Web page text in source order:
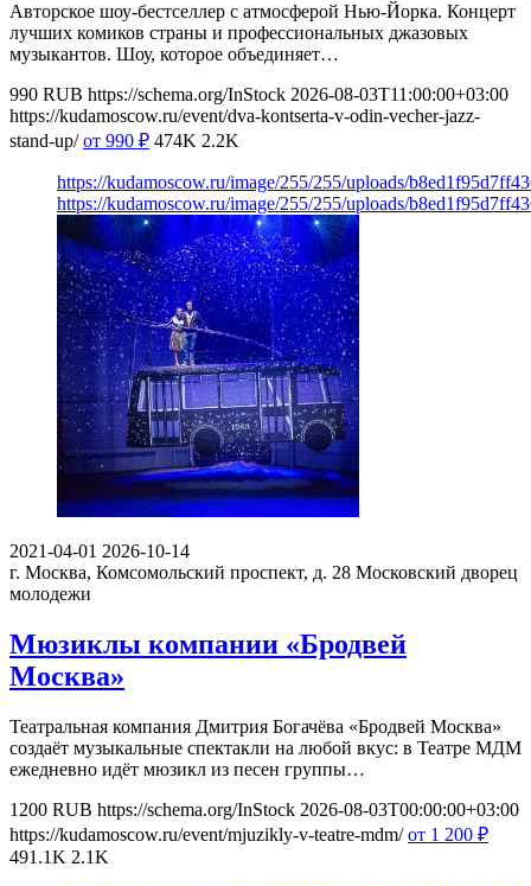
Авторское шоу-бестселлер с атмосферой Нью-Йорка. Концерт
лучших комиков страны и профессиональных джазовых
музыкантов. Шоу, которое объединяет…
990 RUB https://schema.org/InStock 2026-08-03T11:00:00+03:00
https://kudamoscow.ru/event/dva-kontserta-v-odin-vecher-jazz-
stand-up/ от 990 ₽ 474K 2.2K
https://kudamoscow.ru/image/255/255/uploads/
https://kudamoscow.ru/image/255/255/uploads/
2021-04-01 2026-10-14
г. Москва, Комсомольский проспект, д. 28 Московский дворец
молодежи
Мюзиклы компании «Бродвей
Москва»
Театральная компания Дмитрия Богачёва «Бродвей Москва»
создаёт музыкальные спектакли на любой вкус: в Театре МДМ
ежедневно идёт мюзикл из песен группы…
1200 RUB https://schema.org/InStock 2026-08-03T00:00:00+03:00
https://kudamoscow.ru/event/mjuzikly-v-teatre-mdm/ от 1 200 ₽
491.1K 2.1K